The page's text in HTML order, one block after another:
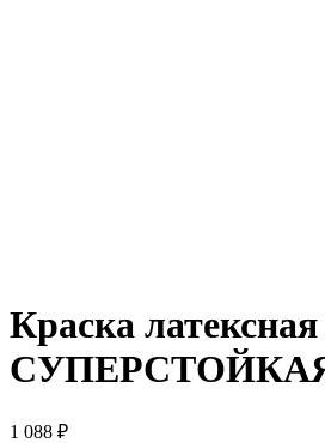
Краска латексная
1 088 ₽